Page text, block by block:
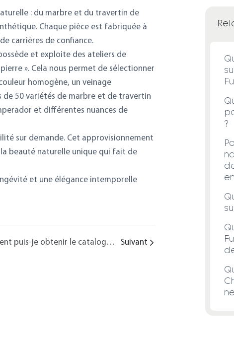
: du marbre et du travertin de
Chaque pièce est fabriquée à
carrières de confiance.
et exploite des ateliers de
». Cela nous permet de sélectionner
homogène, un veinage
de 50 variétés de marbre et de travertin
et différentes nuances de
sur demande. Cet approvisionnement
beauté naturelle unique qui fait de
et une élégance intemporelle
Comment puis-je obtenir le catalogue de vente en gros de Chunfu Furniture pour les produits en pierre naturelle ? Suivant
?